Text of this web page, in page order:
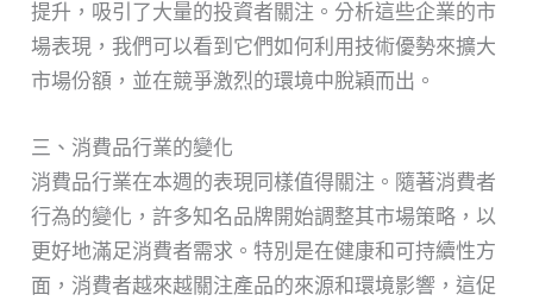
提升，吸引了大量的投資者關注。分析這些企業的市
場表現，我們可以看到它們如何利用技術優勢來擴大
市場份額，並在競爭激烈的環境中脫穎而出。
三、消費品行業的變化
消費品行業在本週的表現同樣值得關注。隨著消費者
行為的變化，許多知名品牌開始調整其市場策略，以
更好地滿足消費者需求。特別是在健康和可持續性方
面，消費者越來越關注產品的來源和環境影響，這促